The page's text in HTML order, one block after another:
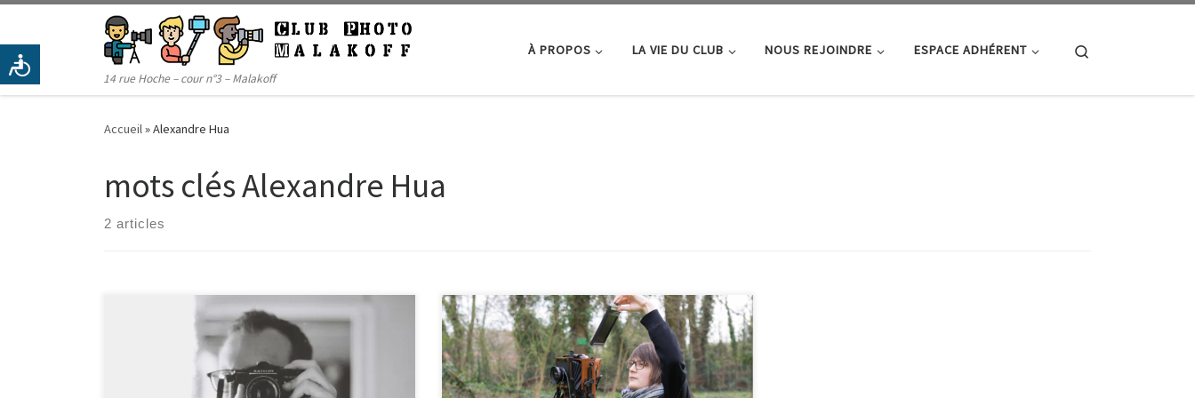
Passer au contenu
14 rue Hoche – cour n°3 – Malakoff
À PROPOS LA VIE DU CLUB NOUS REJOINDRE ESPACE ADHÉRENT
Accueil»Alexandre Hua
mots clés Alexandre Hua
2 articles
Le mois dernier, les photos d’Alexandre et Joseph sur
le thème de la coupe du monde de rugby ont été
élues photos du mois Bonjour Alexandre, quelle est
l’histoire de ta photo ?(cf sélection du mois d’octobre)
« Cette photo a été prise dans les derniers instant de
Le mois dernier, les photos d’Alexandre et Susy ont
été plébiscitées par les membres du club. Bonjour
Alexandre, quelle est l’histoire de ta photo ?(cf
sélection du mois de septembre) « Cette photo a été
prise dans les rues de New York pendant mon voyage